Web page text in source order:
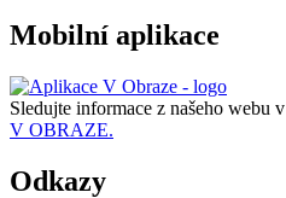
Mobilní aplikace
Sledujte informace z našeho webu v
V OBRAZE.
Odkazy